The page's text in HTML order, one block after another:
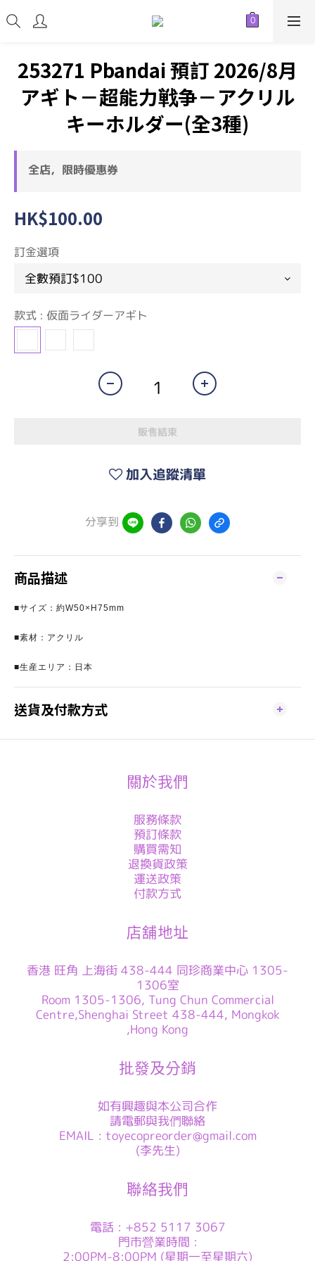
253271 Pbandai 預訂 2026/8月
アギト－超能力戦争－アクリル
キーホルダー(全3種)
全店，限時優惠券
HK$100.00
訂金選項
款式 : 仮面ライダーアギト
販售結束
加入追蹤清單
分享到
商品描述
■サイズ：約W50×H75mm
■素材：アクリル
■生産エリア：日本
送貨及付款方式
關於我們
服務條款
預訂條款
購買需知
退換貨政策
運送政策
付款方式
店舖地址
香港 旺角 上海街 438-444 同珍商業中心 1305-
1306室
Room 1305-1306, Tung Chun Commercial
Centre,Shenghai Street 438-444, Mongkok
,Hong Kong
批發及分銷
如有興趣與本公司合作
請電郵與我們聯絡
EMAIL : toyecopreorder@gmail.com
(李先生)
聯絡我們
電話 : +852 5117 3067
門市營業時間 :
2:00PM-8:00PM (星期一至星期六)